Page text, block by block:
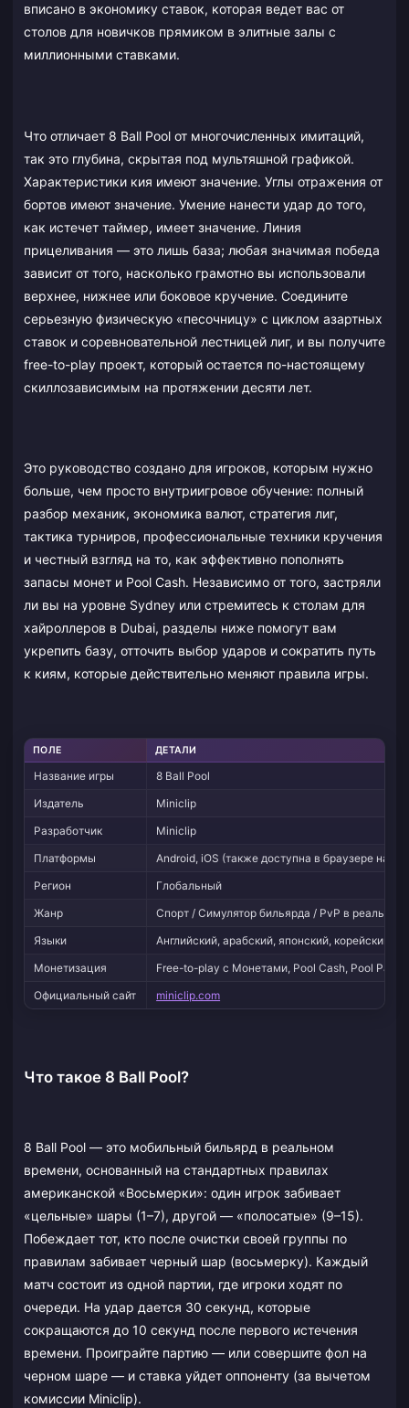
вписано в экономику ставок, которая ведет вас от
столов для новичков прямиком в элитные залы с
миллионными ставками.
Что отличает 8 Ball Pool от многочисленных имитаций,
так это глубина, скрытая под мультяшной графикой.
Характеристики кия имеют значение. Углы отражения от
бортов имеют значение. Умение нанести удар до того,
как истечет таймер, имеет значение. Линия
прицеливания — это лишь база; любая значимая победа
зависит от того, насколько грамотно вы использовали
верхнее, нижнее или боковое кручение. Соедините
серьезную физическую «песочницу» с циклом азартных
ставок и соревновательной лестницей лиг, и вы получите
free-to-play проект, который остается по-настоящему
скиллозависимым на протяжении десяти лет.
Это руководство создано для игроков, которым нужно
больше, чем просто внутриигровое обучение: полный
разбор механик, экономика валют, стратегия лиг,
тактика турниров, профессиональные техники кручения
и честный взгляд на то, как эффективно пополнять
запасы монет и Pool Cash. Независимо от того, застряли
ли вы на уровне Sydney или стремитесь к столам для
хайроллеров в Dubai, разделы ниже помогут вам
укрепить базу, отточить выбор ударов и сократить путь
к киям, которые действительно меняют правила игры.
ПОЛЕ ДЕТАЛИ
Название игры
8 Ball Pool
Издатель
Miniclip
Разработчик
Miniclip
Платформы
Android, iOS (также доступна в браузере на
Регион
Глобальный
Жанр
Спорт / Симулятор бильярда / PvP в
Языки
Английский, арабский, японский, корейский,
Монетизация
Free-to-play с Монетами, Pool Cash, Pool Pass,
Официальный сайт
miniclip.com
Что такое 8 Ball Pool?
8 Ball Pool — это мобильный бильярд в реальном
времени, основанный на стандартных правилах
американской «Восьмерки»: один игрок забивает
«цельные» шары (1–7), другой — «полосатые» (9–15).
Побеждает тот, кто после очистки своей группы по
правилам забивает черный шар (восьмерку). Каждый
матч состоит из одной партии, где игроки ходят по
очереди. На удар дается 30 секунд, которые
сокращаются до 10 секунд после первого истечения
времени. Проиграйте партию — или совершите фол на
черном шаре — и ставка уйдет оппоненту (за вычетом
комиссии Miniclip).